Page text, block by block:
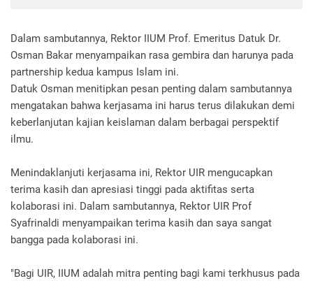
Dalam sambutannya, Rektor IIUM Prof. Emeritus Datuk Dr.
Osman Bakar menyampaikan rasa gembira dan harunya pada
partnership kedua kampus Islam ini.
Datuk Osman menitipkan pesan penting dalam sambutannya
mengatakan bahwa kerjasama ini harus terus dilakukan demi
keberlanjutan kajian keislaman dalam berbagai perspektif
ilmu.
Menindaklanjuti kerjasama ini, Rektor UIR mengucapkan
terima kasih dan apresiasi tinggi pada aktifitas serta
kolaborasi ini. Dalam sambutannya, Rektor UIR Prof
Syafrinaldi menyampaikan terima kasih dan saya sangat
bangga pada kolaborasi ini.
"Bagi UIR, IIUM adalah mitra penting bagi kami terkhusus pada